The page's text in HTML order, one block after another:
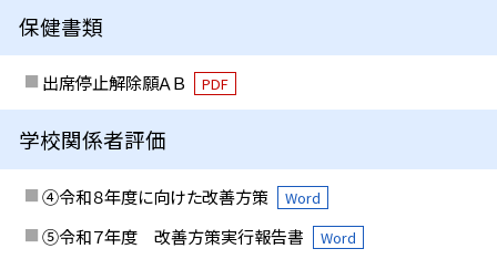
保健書類
出席停止解除願ＡＢ PDF
学校関係者評価
④令和８年度に向けた改善方策 Word
⑤令和７年度 改善方策実行報告書 Word